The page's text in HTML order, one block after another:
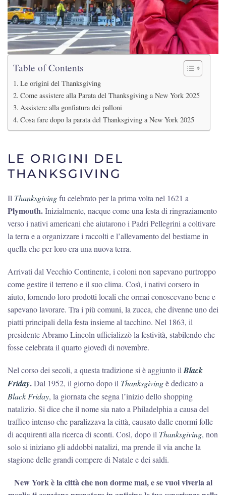
Table of Contents
Le origini del Thanksgiving
Come assistere alla Parata del Thanksgiving a New York 2025
Assistere alla gonfiatura dei palloni
Cosa fare dopo la parata del Thanksgiving a New York 2025
LE ORIGINI DEL
THANKSGIVING
Il Thanksgivingfu celebrato per la prima volta nel 1621 a
Plymouth.Inizialmente, nacque come una festa di ringraziamento
verso i nativi americani che aiutarono i Padri Pellegrini a coltivare
la terra e a organizzare i raccolti e l’allevamento del bestiame in
quella che per loro era una nuova terra.
Arrivati dal Vecchio Continente, i coloni non sapevano purtroppo
come gestire il terreno e il suo clima. Così, i nativi corsero in
aiuto, fornendo loro prodotti locali che ormai conoscevano bene e
sapevano lavorare. Tra i più comuni, la zucca, che divenne uno dei
piatti principali della festa insieme al tacchino. Nel 1863, il
presidente Abramo Lincoln ufficializzò la festività, stabilendo che
fosse celebrata il quarto giovedì di novembre.
Nel corso dei secoli, a questa tradizione si è aggiunto il Black
Friday.Dal 1952, il giorno dopo il Thanksgivingè dedicato a
Black Friday, la giornata che segna l’inizio dello shopping
natalizio. Si dice che il nome sia nato a Philadelphia a causa del
traffico intenso che paralizzava la città, causato dalle enormi folle
di acquirenti alla ricerca di sconti. Così, dopo il Thanksgiving, non
solo si iniziano gli addobbi natalizi, ma prende il via anche la
stagione delle grandi compere di Natale e dei saldi.
New York è la città che non dorme mai, e se vuoi viverla al